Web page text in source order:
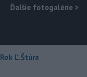
Ďalšie fotogalérie >
Rok Ľ.Štúra